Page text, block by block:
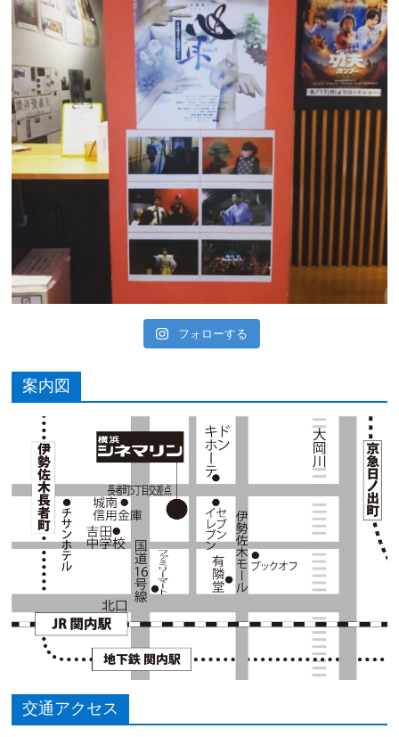
フォローする
案内図
交通アクセス